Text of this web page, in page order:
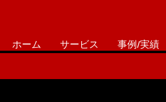
ホーム サービス 事例/実績